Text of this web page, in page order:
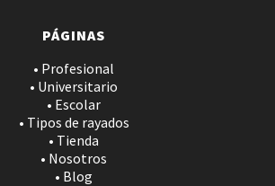
PÁGINAS
• Profesional
• Universitario
• Escolar
• Tipos de rayados
• Tienda
• Nosotros
• Blog